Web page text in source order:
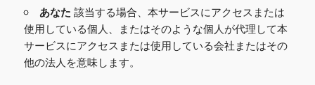
あなた 該当する場合、本サービスにアクセスまたは
使用している個人、またはそのような個人が代理して本
サービスにアクセスまたは使用している会社またはその
他の法人を意味します。